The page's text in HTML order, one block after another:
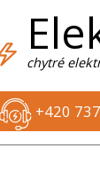
chytré
+420